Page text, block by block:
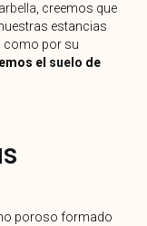
, creemos que
estancias
como por su
el suelo de
poroso formado